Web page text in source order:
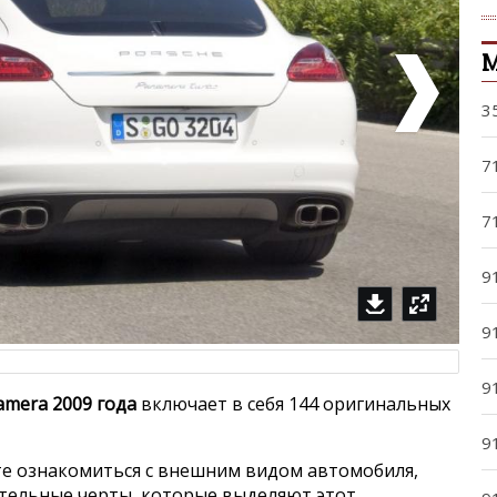
2009 года включает в себя 144 оригинальных
ознакомиться с внешним видом автомобиля,